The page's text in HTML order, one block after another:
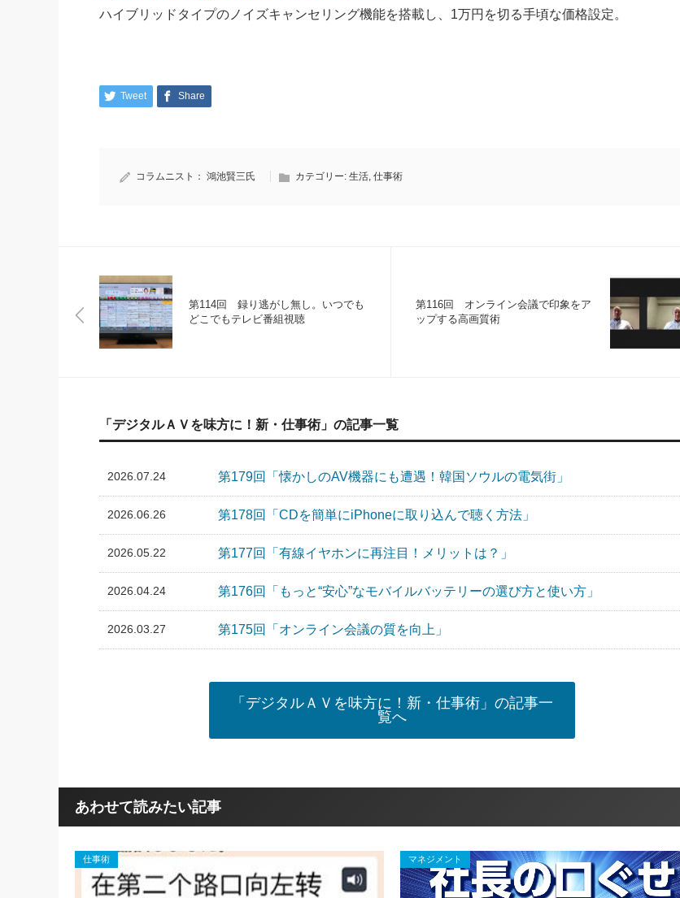
ハイブリッドタイプのノイズキャンセリング機能を搭載し、1万円を切る手頃な価格設定。
Tweet Share
コラムニスト： 鴻池賢三氏 カテゴリー: 生活, 仕事術
第114回 録り逃がし無し。いつでも
どこでもテレビ番組視聴
第116回 オンライン会議で印象をア
ップする高画質術
「デジタルＡＶを味方に！新・仕事術」の記事一覧
2026.07.24 第179回「懐かしのAV機器にも遭遇！韓国ソウルの電気街」
2026.06.26 第178回「CDを簡単にiPhoneに取り込んで聴く方法」
2026.05.22 第177回「有線イヤホンに再注目！メリットは？」
2026.04.24 第176回「もっと“安心”なモバイルバッテリーの選び方と使い方」
2026.03.27 第175回「オンライン会議の質を向上」
「デジタルＡＶを味方に！新・仕事術」の記事一
覧へ
あわせて読みたい記事
仕事術 マネジメント